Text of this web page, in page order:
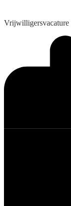
Vrijwilligersvacature